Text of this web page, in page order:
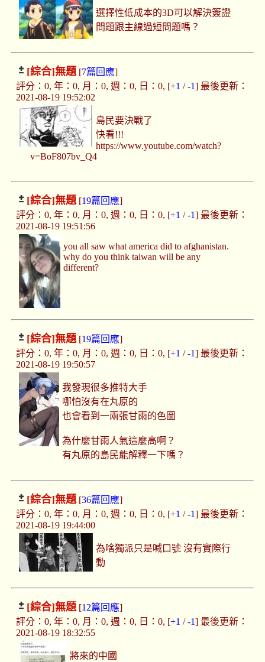
選擇性低成本的3D可以解決簽證
問題跟主線過短問題嗎？
[綜合]無題[7篇回應]
評分：0, 年：0, 月：0, 週：0, 日：0, [+1 /-1] 最後更新：
2021-08-19 19:52:02
島民要決戰了
快看!!!
https://www.youtube.com/watch?
v=BoF807bv_Q4
[綜合]無題[19篇回應]
評分：0, 年：0, 月：0, 週：0, 日：0, [+1 /-1] 最後更新：
2021-08-19 19:51:56
you all saw what america did to afghanistan.
why do you think taiwan will be any
different?
[綜合]無題[19篇回應]
評分：0, 年：0, 月：0, 週：0, 日：0, [+1 /-1] 最後更新：
2021-08-19 19:50:57
我發現很多推特大手
哪怕沒有在丸原的
也會看到一兩張甘雨的色圖
為什麼甘雨人氣這麼高啊？
有丸原的島民能解釋一下嗎？
[綜合]無題[36篇回應]
評分：0, 年：0, 月：0, 週：0, 日：0, [+1 /-1] 最後更新：
2021-08-19 19:44:00
為啥獨派只是喊口號 沒有實際行
動
[綜合]無題[12篇回應]
評分：0, 年：0, 月：0, 週：0, 日：0, [+1 /-1] 最後更新：
2021-08-19 18:32:55
將來的中國